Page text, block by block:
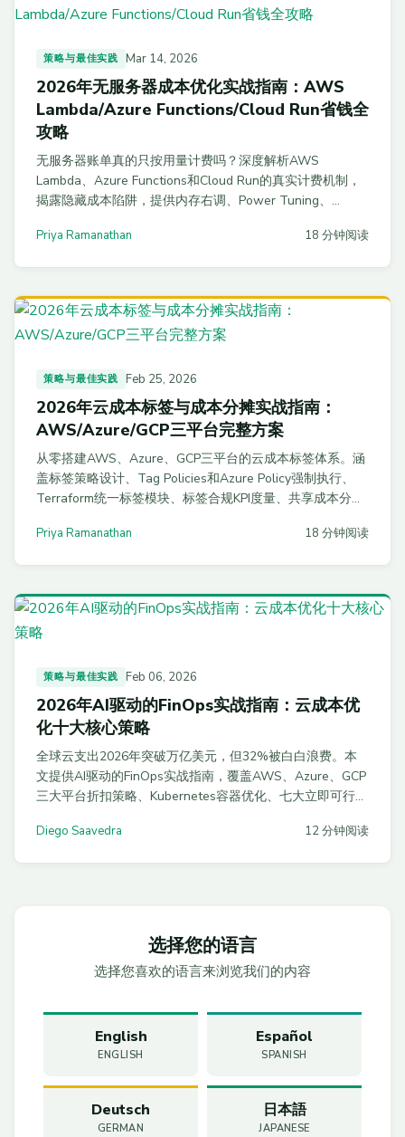
策略与最佳实践 Mar 14, 2026
2026年无服务器成本优化实战指南：AWS
Lambda/Azure Functions/Cloud Run省钱全
攻略
无服务器账单真的只按用量计费吗？深度解析AWS
Lambda、Azure Functions和Cloud Run的真实计费机制，
揭露隐藏成本陷阱，提供内存右调、Power Tuning、
Priya Ramanathan 18 分钟阅读
策略与最佳实践 Feb 25, 2026
2026年云成本标签与成本分摊实战指南：
AWS/Azure/GCP三平台完整方案
从零搭建AWS、Azure、GCP三平台的云成本标签体系。涵
盖标签策略设计、Tag Policies和Azure Policy强制执行、
Terraform统一标签模块、标签合规KPI度量、共享成本分摊
Priya Ramanathan 18 分钟阅读
策略与最佳实践 Feb 06, 2026
2026年AI驱动的FinOps实战指南：云成本优
化十大核心策略
全球云支出2026年突破万亿美元，但32%被白白浪费。本
文提供AI驱动的FinOps实战指南，覆盖AWS、Azure、GCP
三大平台折扣策略、Kubernetes容器优化、七大立即可行的
20-30%的云成本削减。
Diego Saavedra 12 分钟阅读
选择您的语言
选择您喜欢的语言来浏览我们的内容
English
ENGLISH
Español
SPANISH
Deutsch
GERMAN
日本語
JAPANESE